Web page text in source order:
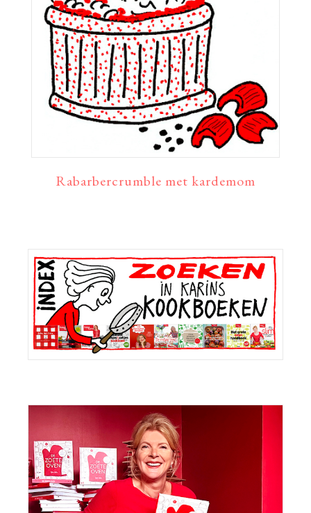
Rabarbercrumble met kardemom
Primaire
Sidebar